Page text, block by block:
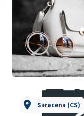
Saracena (CS)